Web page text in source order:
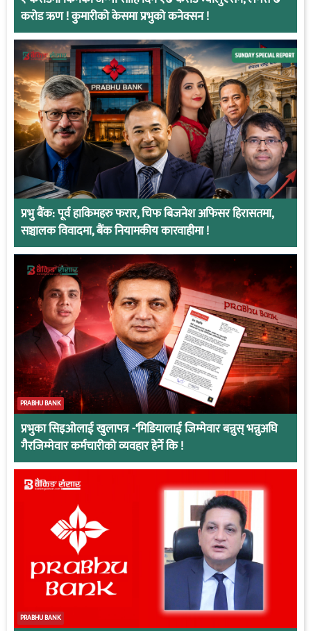
करोड ऋण ! कुमारीको केसमा प्रभुको कनेक्सन !
प्रभु बैंक: पूर्व हाकिमहरु फरार, चिफ बिजनेश अफिसर हिरासतमा,
सञ्चालक विवादमा, बैंक नियामकीय कारवाहीमा !
PRABHU BANK
प्रभुका सिइओलाई खुलापत्र -‘मिडियालाई जिम्मेवार बन्नुस् भन्नुअघि
गैरजिम्मेवार कर्मचारीको व्यवहार हेर्ने कि !
PRABHU BANK